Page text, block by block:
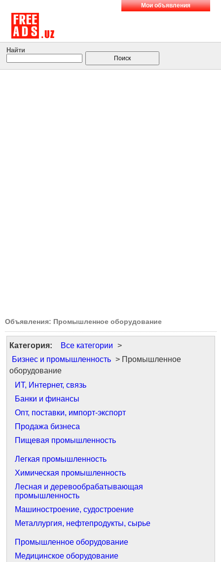
Мои объявления
Найти
Объявления: Промышленное оборудование
Категория: Все категории >
Бизнес и промышленность > Промышленное
оборудование
ИТ, Интернет, связь
Банки и финансы
Опт, поставки, импорт-экспорт
Продажа бизнеса
Пищевая промышленность
Легкая промышленность
Химическая промышленность
Лесная и деревообрабатывающая
промышленность
Машиностроение, судостроение
Металлургия, нефтепродукты, сырье
Промышленное оборудование
Медицинское оборудование